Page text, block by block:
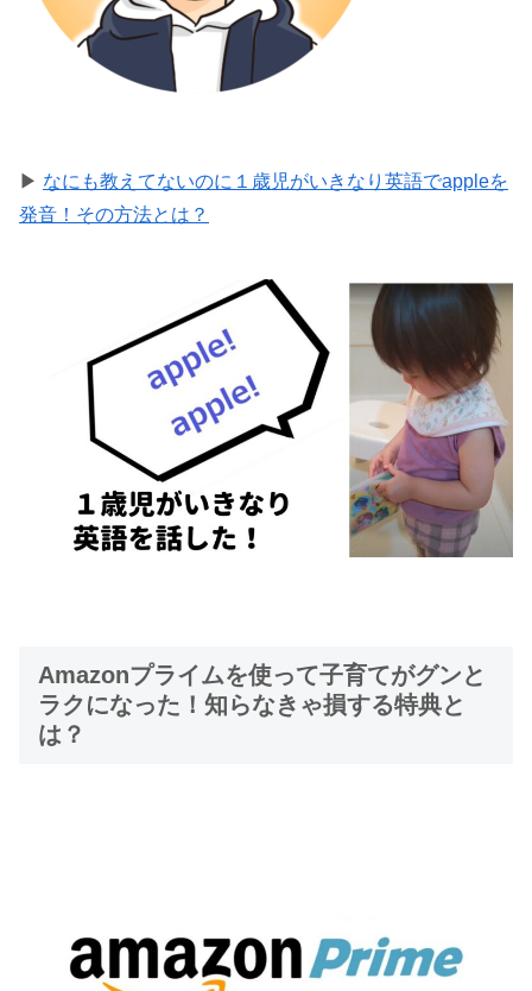
▶ なにも教えてないのに１歳児がいきなり英語でappleを
発音！その方法とは？
Amazonプライムを使って子育てがグンと
ラクになった！知らなきゃ損する特典と
は？